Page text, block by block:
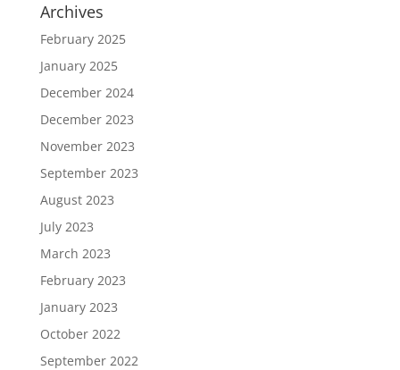
Archives
February 2025
January 2025
December 2024
December 2023
November 2023
September 2023
August 2023
July 2023
March 2023
February 2023
January 2023
October 2022
September 2022